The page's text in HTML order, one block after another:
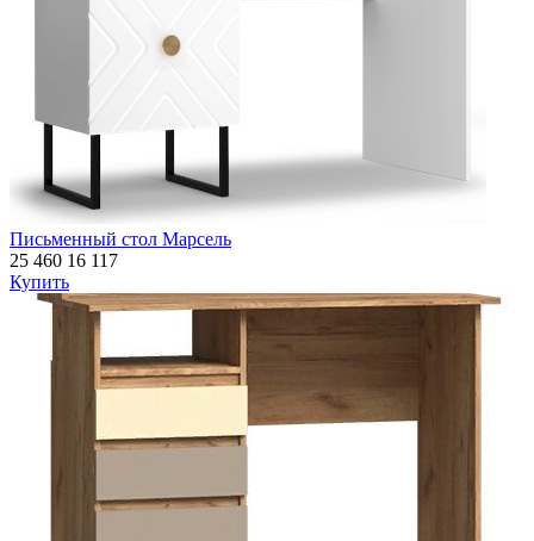
Письменный стол Марсель
25 460 16 117
Купить